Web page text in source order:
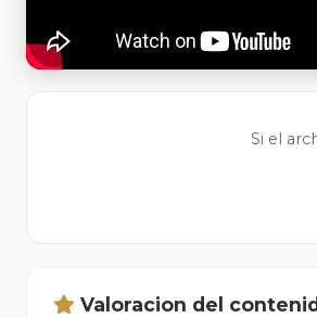
Si el
Valoracion del